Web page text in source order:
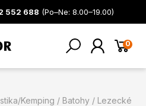
552 688 (Po–Ne: 8.00–19.00)
0
Kemping Batohy Lezecké